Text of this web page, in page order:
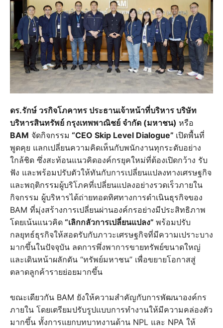
ดร.รักษ์ วรกิจโภคาทร ประธานเจ้าหน้าที่บริหาร บริษัท
บริหารสินทรัพย์ กรุงเทพพาณิชย์ จำกัด (มหาชน) หรือ
BAM จัดกิจกรรม “CEO Skip Level Dialogue” เปิดพื้นที่
พูดคุย แลกเปลี่ยนความคิดเห็นกับพนักงานทุกระดับอย่าง
ใกล้ชิด ซึ่งสะท้อนแนวคิดองค์กรยุคใหม่ที่ต้องเปิดกว้าง รับ
ฟัง และพร้อมปรับตัวให้ทันกับการเปลี่ยนแปลงทางเศรษฐกิจ
และพฤติกรรมผู้บริโภคที่เปลี่ยนแปลงอย่างรวดเร็วภายใน
กิจกรรม ผู้บริหารได้ถ่ายทอดทิศทางการดำเนินธุรกิจของ
BAM ที่มุ่งสร้างการเปลี่ยนผ่านองค์กรอย่างมีประสิทธิภาพ
โดยเน้นแนวคิด “เลิกกลัวการเปลี่ยนแปลง” พร้อมปรับ
กลยุทธ์ธุรกิจให้สอดรับกับภาวะเศรษฐกิจที่มีความเปราะบาง
มากขึ้นในปัจจุบัน ลดการพึ่งพาการขายทรัพย์ขนาดใหญ่
และเดินหน้าผลักดัน “ทรัพย์มหาชน” เพื่อขยายโอกาสสู่
ตลาดลูกค้ารายย่อยมากขึ้น
ขณะเดียวกัน BAM ยังให้ความสำคัญกับการพัฒนาองค์กร
ภายใน โดยเตรียมปรับรูปแบบการทำงานให้มีความคล่องตัว
มากขึ้น ทั้งการแยกบทบาทงานด้าน NPL และ NPA ให้